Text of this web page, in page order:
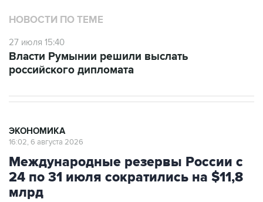
НОВОСТИ ПО ТЕМЕ
27 июля 15:40
Власти Румынии решили выслать
российского дипломата
ЭКОНОМИКА
16:02, 6 августа 2026
Международные резервы России с
24 по 31 июля сократились на $11,8
млрд